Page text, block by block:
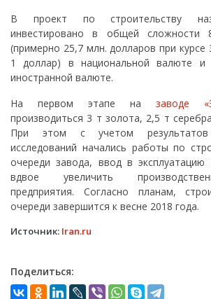
В проект по строительству
инвестировано в общей сложности
(примерно 25,7 млн. долларов при курсе
1 доллар) в национальной валюте
иностранной валюте.
На первом этапе на заводе
производиться 3 т золота, 2,5 т
При этом с учетом результатов
исследований начались работы по
очереди завода, ввод в эксплуатацию
вдвое увеличить
предприятия. Согласно планам,
очереди завершится к весне 2018 года.
Источник: Iran.ru
Поделиться: